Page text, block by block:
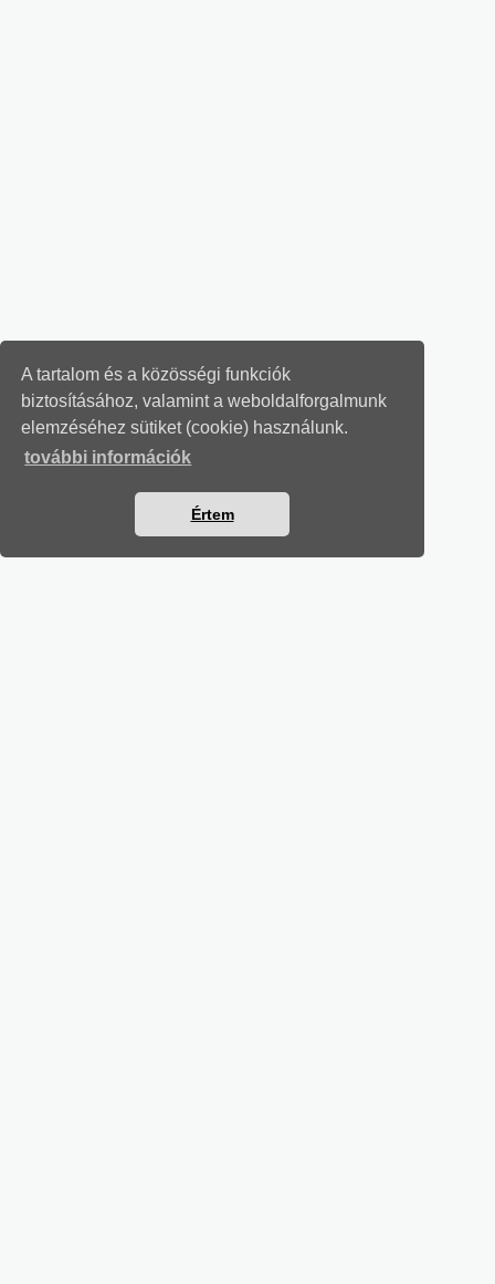
A tartalom és a közösségi funkciók
biztosításához, valamint a weboldalforgalmunk
elemzéséhez sütiket (cookie) használunk.
további információk
Értem